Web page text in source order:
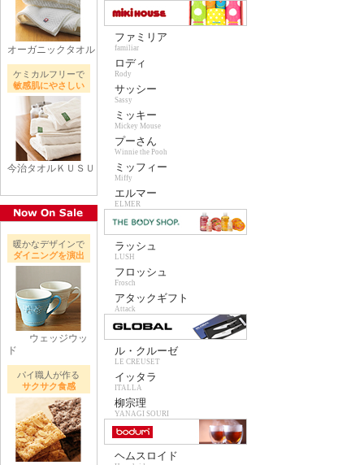
オーガニックタオル
ケミカルフリーで
敏感肌にやさしい
今治タオルＫＵＳＵ
暖かなデザインで
ダイニングを演出
ウェッジウッ
ド
パイ職人が作る
サクサク食感
ファミリア
familiar
ロディ
Rody
サッシー
Sassy
ミッキー
Mickey Mouse
プーさん
Winnie the Pooh
ミッフィー
Miffy
エルマー
ELMER
ラッシュ
LUSH
フロッシュ
Frosch
アタックギフト
Attack
ル・クルーゼ
LE CREUSET
イッタラ
ITALLA
柳宗理
YANAGI SOURI
ヘムスロイド